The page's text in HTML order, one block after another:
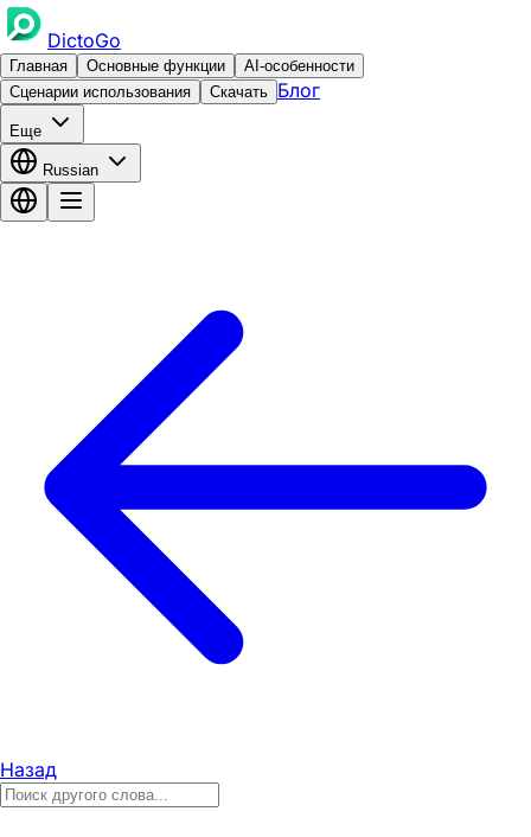
DictoGo
Главная Основные функции
AI-особенности
Сценарии использования
Скачать Блог
Еще
Russian
Назад